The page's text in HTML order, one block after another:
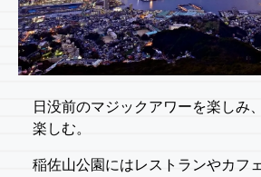
日没前のマジックアワーを楽しみ
楽しむ。
稲佐山公園にはレストランやカフ